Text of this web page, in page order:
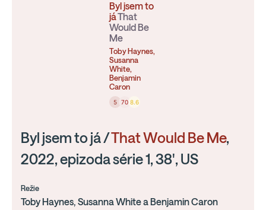
Byl jsem to
jáThat
Would Be
Me
Toby Haynes,
Susanna
White,
Benjamin
Caron
5 70 8.6
Byl jsem to já /That Would Be Me,
2022, epizoda série 1, 38', US
Režie
Toby Haynes, Susanna White a Benjamin Caron